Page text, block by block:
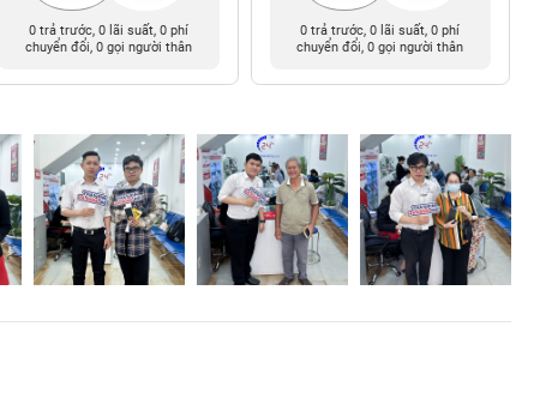
0 trả trước, 0 lãi suất, 0 phí
chuyển đổi, 0 gọi người thân
0 trả trước, 0 lãi suất, 0 phí
chuyển đổi, 0 gọi người thân